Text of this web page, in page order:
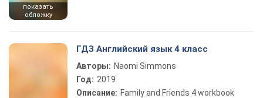
показать
обложку
ГДЗ Английский язык 4 класс
Авторы: Naomi Simmons
Год: 2019
Описание: Family and Friends 4 workbook